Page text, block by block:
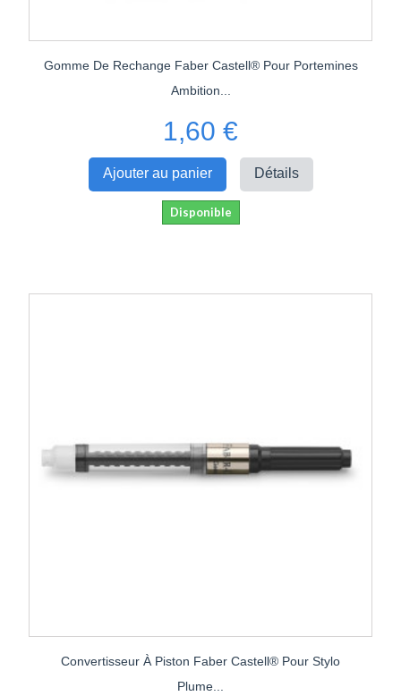
Gomme De Rechange Faber Castell® Pour Portemines
Ambition...
1,60 €
Ajouter au panier Détails
Disponible
Convertisseur À Piston Faber Castell® Pour Stylo
Plume...